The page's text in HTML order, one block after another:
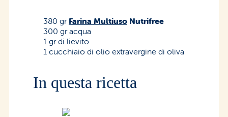
380 gr Farina Multiuso Nutrifree
300 gr acqua
1 gr di lievito
1 cucchiaio di olio extravergine di oliva
In questa ricetta